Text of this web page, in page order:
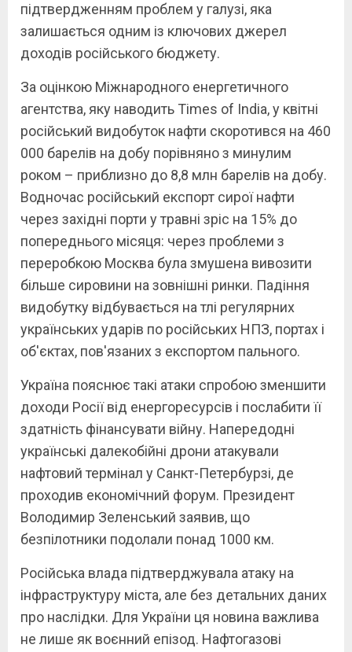
підтвердженням проблем у галузі, яка
залишається одним із ключових джерел
доходів російського бюджету.
За оцінкою Міжнародного енергетичного
агентства, яку наводить Times of India, у квітні
російський видобуток нафти скоротився на 460
000 барелів на добу порівняно з минулим
роком – приблизно до 8,8 млн барелів на добу.
Водночас російський експорт сирої нафти
через західні порти у травні зріс на 15% до
попереднього місяця: через проблеми з
переробкою Москва була змушена вивозити
більше сировини на зовнішні ринки. Падіння
видобутку відбувається на тлі регулярних
українських ударів по російських НПЗ, портах і
об'єктах, пов'язаних з експортом пального.
Україна пояснює такі атаки спробою зменшити
доходи Росії від енергоресурсів і послабити її
здатність фінансувати війну. Напередодні
українські далекобійні дрони атакували
нафтовий термінал у Санкт-Петербурзі, де
проходив економічний форум. Президент
Володимир Зеленський заявив, що
безпілотники подолали понад 1000 км.
Російська влада підтверджувала атаку на
інфраструктуру міста, але без детальних даних
про наслідки. Для України ця новина важлива
не лише як воєнний епізод. Нафтогазові